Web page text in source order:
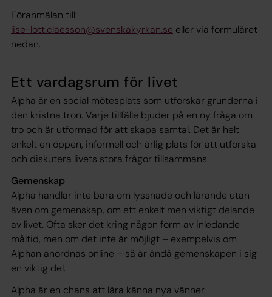
Föranmälan till:
lise-lott.claesson@svenskakyrkan.se eller via formuläret
nedan.
Ett vardagsrum för livet
Alpha är en social mötesplats som utforskar grunderna i
den kristna tron. Varje tillfälle bjuder på en ny fråga om
tro och är utformad för att skapa samtal. Det är helt
enkelt en öppen, informell och ärlig plats för att utforska
och diskutera livets stora frågor tillsammans.
Gemenskap
Alpha handlar inte bara om lyssnade och lärande utan
även om gemenskap, om ett enkelt men viktigt delande
av livet. Ofta sker det kring någon form av inledande
måltid, men om det inte är möjligt – exempelvis om
Alphan anordnas online – så är ändå gemenskapen i sig
en viktig del.
Alpha är en chans att lära känna nya vänner.